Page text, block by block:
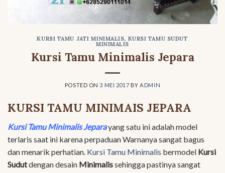
KURSI TAMU JATI MINIMALIS, KURSI TAMU SUDUT
MINIMALIS
Kursi Tamu Minimalis Jepara
POSTED ON3 MEI 2017 BYADMIN
KURSI TAMU MINIMAIS JEPARA
Kursi Tamu Minimalis Jeparayang satu ini adalah model
terlaris saat ini karena perpaduan Warnanya sangat bagus
dan menarik perhatian. Kursi Tamu Minimalis bermodel Kursi
Sudutdengan desain Minimalissehingga pastinya sangat